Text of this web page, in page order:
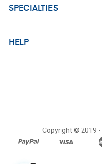
SPECIALTIES
HELP
Copyright © 2019 -